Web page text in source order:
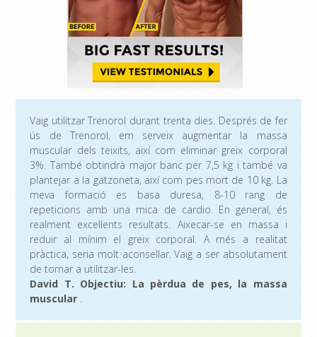
Vaig utilitzar Trenorol durant trenta dies. Després de fer
ús de Trenorol, em serveix augmentar la massa
muscular dels teixits, així com eliminar greix corporal
3%. També obtindrà major banc per 7,5 kg i també va
plantejar a la gatzoneta, així com pes mort de 10 kg. La
meva formació es basa duresa, 8-10 rang de
repeticions amb una mica de cardio. En general, és
realment excel·lents resultats. Aixecar-se en massa i
reduir al mínim el greix corporal. A més a realitat
pràctica, seria molt aconsellar. Vaig a ser absolutament
de tornar a utilitzar-les.
David T. Objectiu: La pèrdua de pes, la massa
muscular .